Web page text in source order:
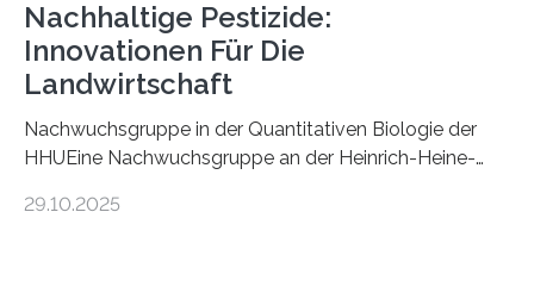
Nachhaltige Pestizide:
Innovationen Für Die
Landwirtschaft
Nachwuchsgruppe in der Quantitativen Biologie der
HHUEine Nachwuchsgruppe an der Heinrich-Heine-
fünf Jahren erforschen, wie Bakterien auf
29.10.2025